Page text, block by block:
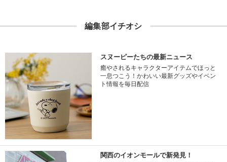
編集部イチオシ
スヌーピーたちの最新ニュース
癒やされるキャラクターアイテムでほっと
一息つこう！かわいい最新グッズやイベン
ト情報を毎日配信
関西のイオンモールで新発見！